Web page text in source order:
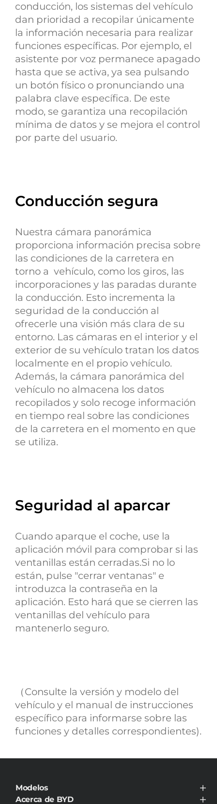
conducción, los sistemas del vehículo
dan prioridad a recopilar únicamente
la información necesaria para realizar
funciones específicas. Por ejemplo, el
asistente por voz permanece apagado
hasta que se activa, ya sea pulsando
un botón físico o pronunciando una
palabra clave específica. De este
modo, se garantiza una recopilación
mínima de datos y se mejora el control
por parte del usuario.
Conducción segura
Nuestra cámara panorámica
proporciona información precisa sobre
las condiciones de la carretera en
torno a vehículo, como los giros, las
incorporaciones y las paradas durante
la conducción. Esto incrementa la
seguridad de la conducción al
ofrecerle una visión más clara de su
entorno. Las cámaras en el interior y el
exterior de su vehículo tratan los datos
localmente en el propio vehículo.
Además, la cámara panorámica del
vehículo no almacena los datos
recopilados y solo recoge información
en tiempo real sobre las condiciones
de la carretera en el momento en que
se utiliza.
Seguridad al aparcar
Cuando aparque el coche, use la
aplicación móvil para comprobar si las
ventanillas están cerradas.Si no lo
están, pulse "cerrar ventanas" e
introduzca la contraseña en la
aplicación. Esto hará que se cierren las
ventanillas del vehículo para
mantenerlo seguro.
（Consulte la versión y modelo del
vehículo y el manual de instrucciones
específico para informarse sobre las
funciones y detalles correspondientes).
Modelos
BYD TANG
Acerca de BYD